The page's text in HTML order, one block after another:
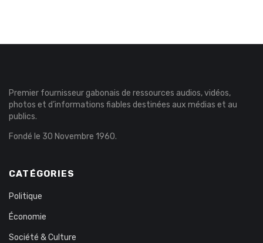
Premier fournisseur gabonais de ressources audios, vidéos,
photos et d’informations fiables destinées aux médias et au
publics.
Fondé le 30 Novembre 1960.
CATÉGORIES
Politique
Économie
Société & Culture